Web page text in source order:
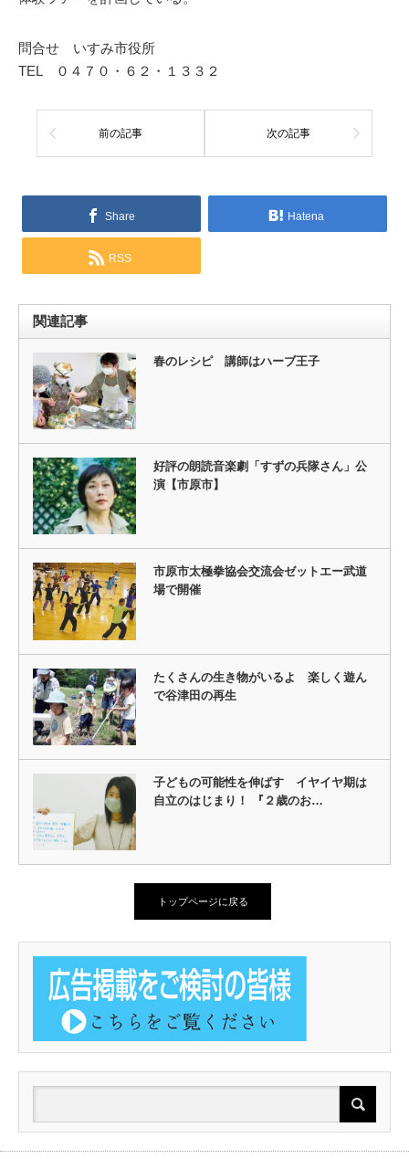
問合せ いすみ市役所
TEL ０４７０・６２・１３３２
前の記事 次の記事
Share Hatena
RSS
関連記事
春のレシピ 講師はハーブ王子
好評の朗読音楽劇「すずの兵隊さん」公
演【市原市】
市原市太極拳協会交流会ゼットエー武道
場で開催
たくさんの生き物がいるよ 楽しく遊ん
で谷津田の再生
子どもの可能性を伸ばす イヤイヤ期は
自立のはじまり！ 『２歳のお…
トップページに戻る